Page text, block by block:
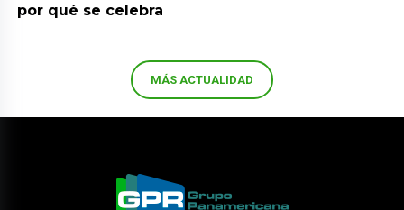
por qué se celebra
MÁS ACTUALIDAD